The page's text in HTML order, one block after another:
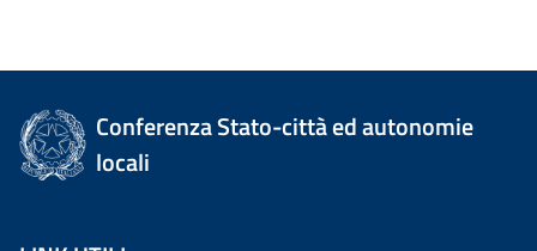
Conferenza Stato-città ed autonomie
locali